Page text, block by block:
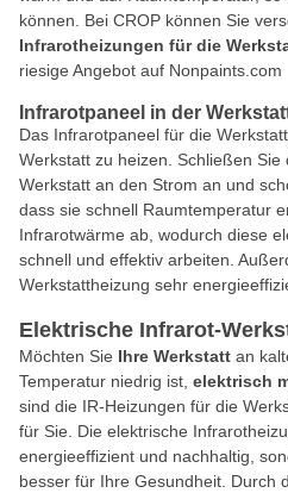
können. Bei CROP können Sie
Infrarotheizungen für die
riesige Angebot auf Nonpaints.com
Infrarotpaneel in der
Das Infrarotpaneel für die
Werkstatt zu heizen. Schließen
Werkstatt an den Strom an und
dass sie schnell Raumtemperatur
Infrarotwärme ab, wodurch diese
schnell und effektiv arbeiten.
Werkstattheizung sehr
Elektrische Infrarot-
Möchten Sie Ihre Werkstatt an
Temperatur niedrig ist, elektrisch
sind die IR-Heizungen für die
für Sie. Die elektrische
energieeffizient und nachhaltig,
besser für Ihre Gesundheit. Durch